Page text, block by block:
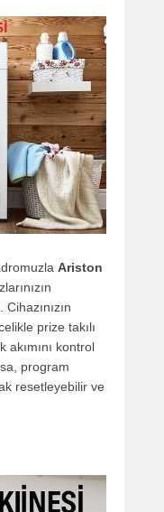
Ariston
prize takılı
kontrol
program
resetleyebilir ve